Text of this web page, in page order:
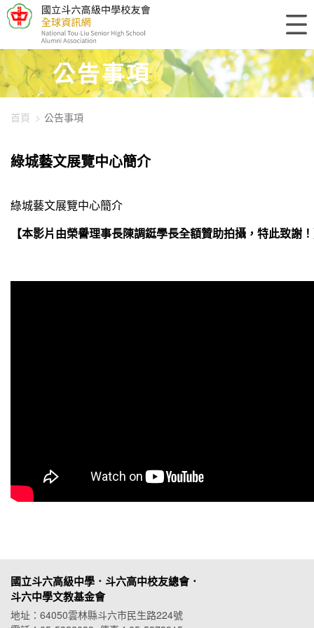
448-1121
公告事項
首頁 公告事項
綠城藝文展覽中心簡介
綠城藝文展覽中心簡介
【本影片由榮譽理事長陳調鋌學長全額贊助拍攝，特此致謝
國立斗六高級中學．斗六高中校友總會．
斗六中學文教基金會
地址：64050雲林縣斗六市民生路224號